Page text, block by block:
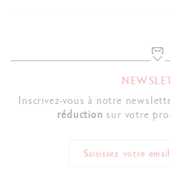
Inscrivez-vous à notre
réduction sur votre